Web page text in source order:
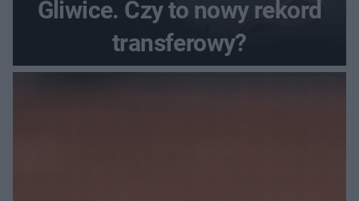
Gliwice. Czy to nowy rekord
transferowy?